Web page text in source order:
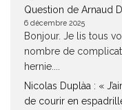
Question de Arnaud
6 décembre 2025
Bonjour. Je lis tous
nombre de
hernie....
Nicolas Duplàa : «
de courir en